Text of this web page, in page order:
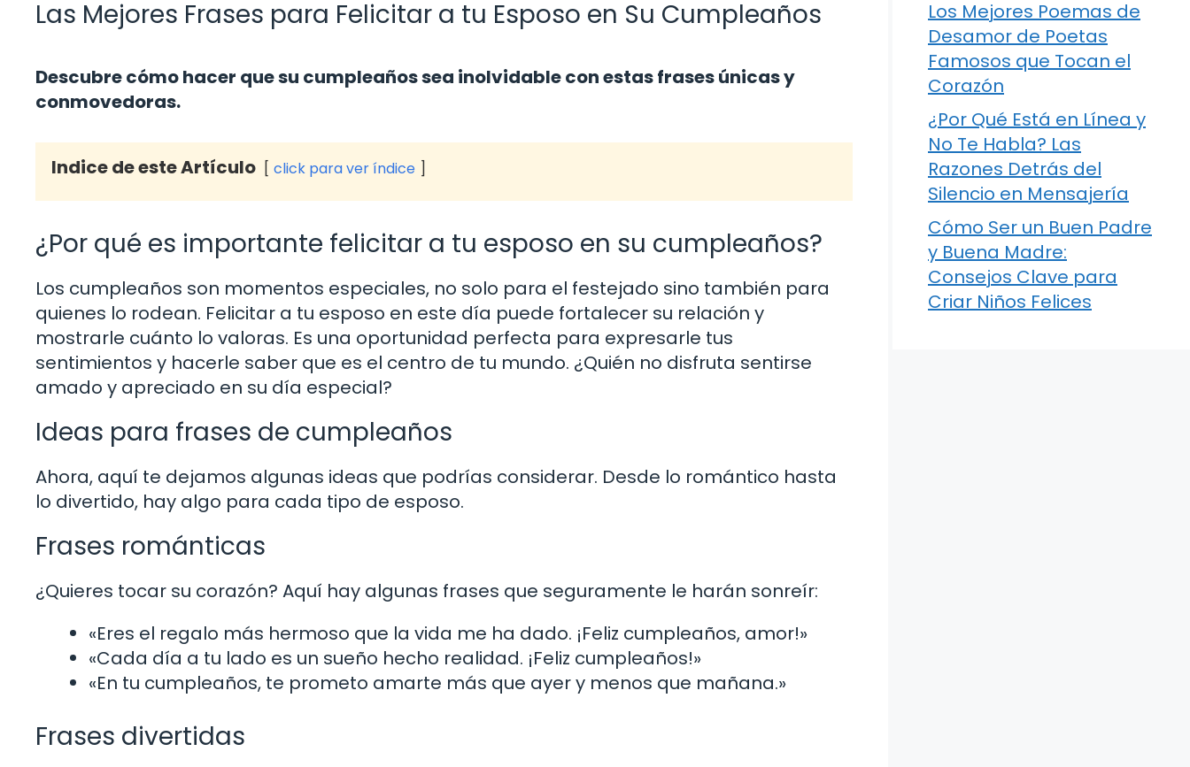
Las Mejores Frases para Felicitar a tu Esposo en Su Cumpleaños
Descubre cómo hacer que su cumpleaños sea inolvidable con estas frases únicas y
conmovedoras.
Indice de este Artículo click para ver índice
¿Por qué es importante felicitar a tu esposo en su cumpleaños?
Los cumpleaños son momentos especiales, no solo para el festejado sino también para
quienes lo rodean. Felicitar a tu esposo en este día puede fortalecer su relación y
mostrarle cuánto lo valoras. Es una oportunidad perfecta para expresarle tus
sentimientos y hacerle saber que es el centro de tu mundo. ¿Quién no disfruta sentirse
amado y apreciado en su día especial?
Ideas para frases de cumpleaños
Ahora, aquí te dejamos algunas ideas que podrías considerar. Desde lo romántico hasta
lo divertido, hay algo para cada tipo de esposo.
Frases románticas
¿Quieres tocar su corazón? Aquí hay algunas frases que seguramente le harán sonreír:
«Eres el regalo más hermoso que la vida me ha dado. ¡Feliz cumpleaños, amor!»
«Cada día a tu lado es un sueño hecho realidad. ¡Feliz cumpleaños!»
«En tu cumpleaños, te prometo amarte más que ayer y menos que mañana.»
Frases divertidas
Los Mejores Poemas de
Desamor de Poetas
Famosos que Tocan el
Corazón
¿Por Qué Está en Línea y
No Te Habla? Las
Razones Detrás del
Silencio en Mensajería
Cómo Ser un Buen Padre
y Buena Madre:
Consejos Clave para
Criar Niños Felices